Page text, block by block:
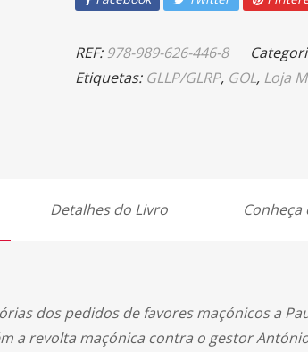
REF:978-989-626-446-8
Etiquetas: GLLP/GLRP, GOL, Loja
Detalhes do Livro
dos pedidos de favores maçónicos a
a revolta maçónica contra o gestor